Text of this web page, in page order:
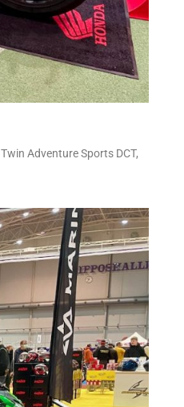
Adventure Sports DCT,